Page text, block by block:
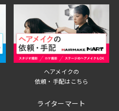
ヘアメイクの
依頼・手配はこちら
ライターマート